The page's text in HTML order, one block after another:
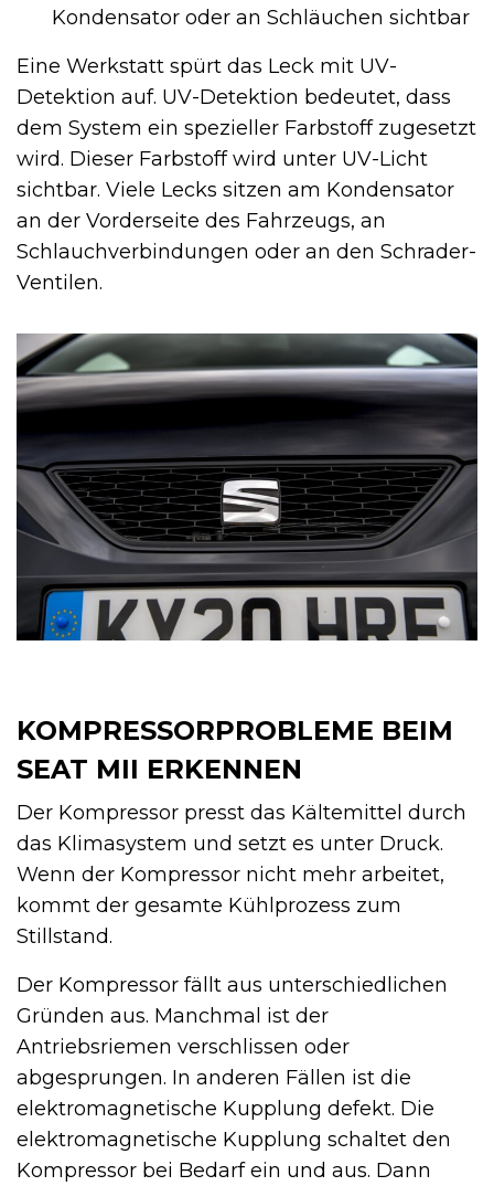
Kondensator oder an Schläuchen sichtbar
Eine Werkstatt spürt das Leck mit UV-
Detektion auf. UV-Detektion bedeutet, dass
dem System ein spezieller Farbstoff zugesetzt
wird. Dieser Farbstoff wird unter UV-Licht
sichtbar. Viele Lecks sitzen am Kondensator
an der Vorderseite des Fahrzeugs, an
Schlauchverbindungen oder an den Schrader-
Ventilen.
KOMPRESSORPROBLEME BEIM
SEAT MII ERKENNEN
Der Kompressor presst das Kältemittel durch
das Klimasystem und setzt es unter Druck.
Wenn der Kompressor nicht mehr arbeitet,
kommt der gesamte Kühlprozess zum
Stillstand.
Der Kompressor fällt aus unterschiedlichen
Gründen aus. Manchmal ist der
Antriebsriemen verschlissen oder
abgesprungen. In anderen Fällen ist die
elektromagnetische Kupplung defekt. Die
elektromagnetische Kupplung schaltet den
Kompressor bei Bedarf ein und aus. Dann